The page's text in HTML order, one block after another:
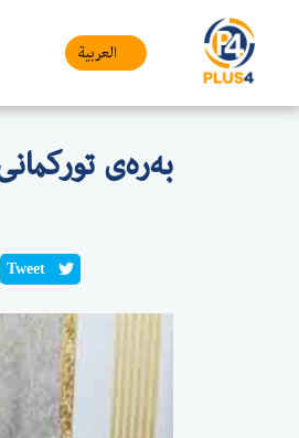
العربیة
بەرەی
Tweet